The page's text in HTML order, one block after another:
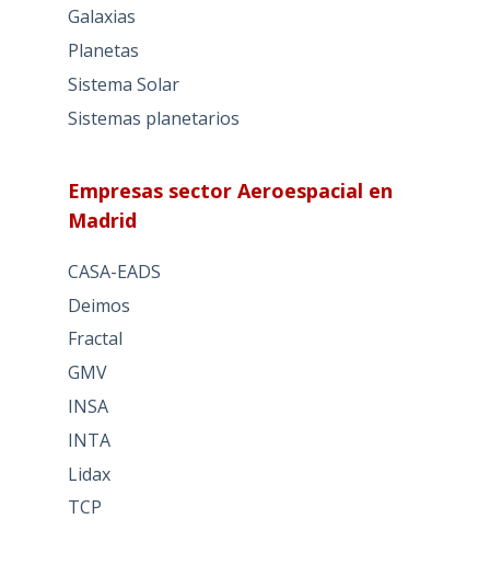
Galaxias
Planetas
Sistema Solar
Sistemas planetarios
Empresas sector Aeroespacial en
Madrid
CASA-EADS
Deimos
Fractal
GMV
INSA
INTA
Lidax
TCP